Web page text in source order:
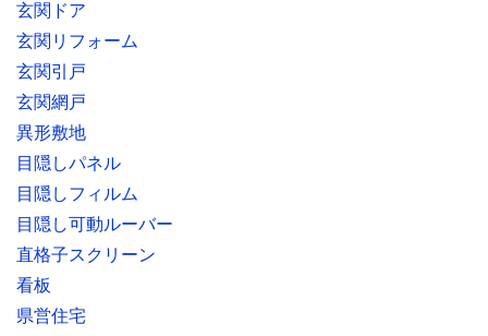
玄関ドア
玄関リフォーム
玄関引戸
玄関網戸
異形敷地
目隠しパネル
目隠しフィルム
目隠し可動ルーバー
直格子スクリーン
看板
県営住宅